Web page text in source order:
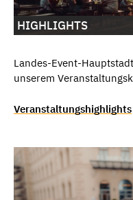
HIGHLIGHTS
Landes-Event-
unserem
Veranstaltungshighlights